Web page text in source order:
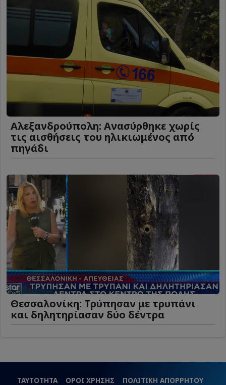
Αλεξανδρούπολη: Ανασύρθηκε χωρίς
τις αισθήσεις του ηλικιωμένος από
πηγάδι
Θεσσαλονίκη: Τρύπησαν με τρυπάνι
και δηλητηρίασαν δύο δέντρα
ΤΑΥΤΟΤΗΤΑ ΟΡΟΙ ΧΡΗΣΗΣ ΠΟΛΙΤΙΚΗ ΑΠΟΡΡΗΤΟΥ